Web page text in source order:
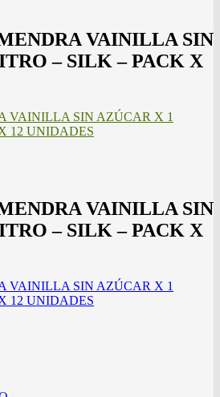
VAINILLA SIN
– SILK – PACK X
VAINILLA SIN AZÚCAR X 1
12 UNIDADES
VAINILLA SIN
– SILK – PACK X
VAINILLA SIN AZÚCAR X 1
12 UNIDADES